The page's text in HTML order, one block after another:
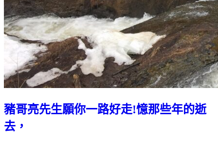
豬哥亮先生願你一路好走!憶那些年的逝
去，